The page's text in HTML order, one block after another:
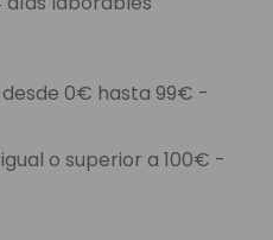
desde 0€ hasta 99€ -
o superior a 100€ -